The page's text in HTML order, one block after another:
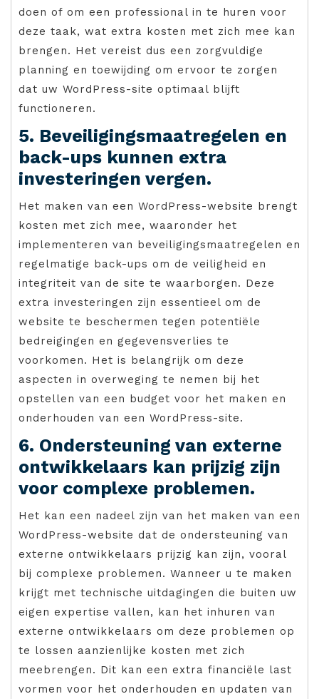
doen of om een professional in te huren voor
deze taak, wat extra kosten met zich mee kan
brengen. Het vereist dus een zorgvuldige
planning en toewijding om ervoor te zorgen
dat uw WordPress-site optimaal blijft
functioneren.
5. Beveiligingsmaatregelen en
back-ups kunnen extra
investeringen vergen.
Het maken van een WordPress-website brengt
kosten met zich mee, waaronder het
implementeren van beveiligingsmaatregelen en
regelmatige back-ups om de veiligheid en
integriteit van de site te waarborgen. Deze
extra investeringen zijn essentieel om de
website te beschermen tegen potentiële
bedreigingen en gegevensverlies te
voorkomen. Het is belangrijk om deze
aspecten in overweging te nemen bij het
opstellen van een budget voor het maken en
onderhouden van een WordPress-site.
6. Ondersteuning van externe
ontwikkelaars kan prijzig zijn
voor complexe problemen.
Het kan een nadeel zijn van het maken van een
WordPress-website dat de ondersteuning van
externe ontwikkelaars prijzig kan zijn, vooral
bij complexe problemen. Wanneer u te maken
krijgt met technische uitdagingen die buiten uw
eigen expertise vallen, kan het inhuren van
externe ontwikkelaars om deze problemen op
te lossen aanzienlijke kosten met zich
meebrengen. Dit kan een extra financiële last
vormen voor het onderhouden en updaten van